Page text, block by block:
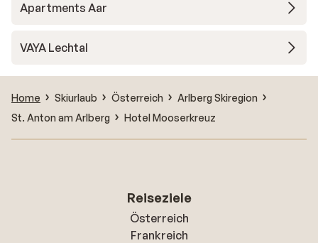
Apartments Aar
VAYA Lechtal
Home Skiurlaub Österreich
Arlberg Skiregion
St. Anton am Arlberg
Hotel Mooserkreuz
Reiseziele
Österreich
Frankreich